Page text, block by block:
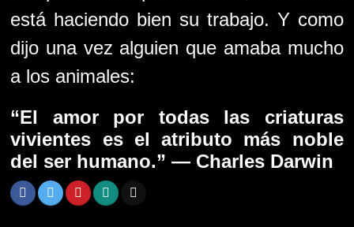
está haciendo bien su trabajo. Y como
dijo una vez alguien que amaba mucho
a los animales:
“El amor por todas las criaturas
vivientes es el atributo más noble
del ser humano.” — Charles Darwin